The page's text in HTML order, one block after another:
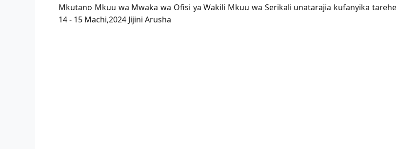
Mkutano Mkuu wa Mwaka wa Ofisi ya Wakili Mkuu wa Serikali unatarajia kufanyika tarehe
14 - 15 Machi,2024 Jijini Arusha